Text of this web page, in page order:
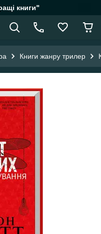
книги"
Книги жанру трилер